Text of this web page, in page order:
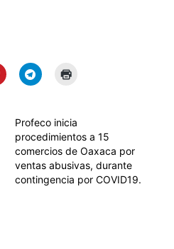
Profeco inicia
procedimientos a 15
comercios de Oaxaca por
ventas abusivas, durante
contingencia por COVID19.